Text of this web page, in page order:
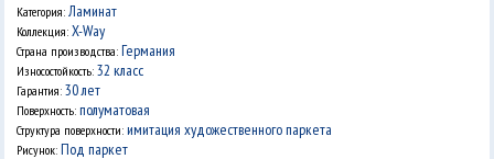
Категория:Ламинат
Коллекция:X-Way
Страна производства: Германия
Износостойкость:32 класс
Гарантия:30 лет
Поверхность:полуматовая
Структура поверхности:имитация художественного паркета
Рисунок: Под паркет